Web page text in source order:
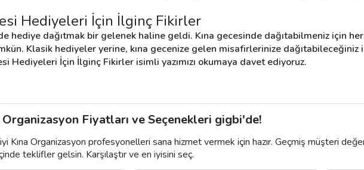
Hediyeleri İçin İlginç Fikirler
hediye dağıtmak bir gelenek haline geldi. Kına gecesinde dağıtabilmeniz için
Klasik hediyeler yerine, kına gecenize gelen misafirlerinize dağıtabileceğiniz
Hediyeleri İçin İlginç Fikirler isimli yazımızı okumaya davet ediyoruz.
Organizasyon Fiyatları ve Seçenekleri gigbi'de!
Kına Organizasyon profesyonelleri sana hizmet vermek için hazır. Geçmiş müşteri
teklifler gelsin. Karşılaştır ve en iyisini seç.